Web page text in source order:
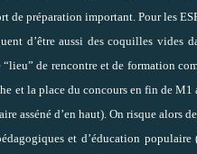
de préparation important. Pour les
d’être aussi des coquilles vides
de rencontre et de formation
et la place du concours en fin de
asséné d’en haut). On risque alors
et d’éducation